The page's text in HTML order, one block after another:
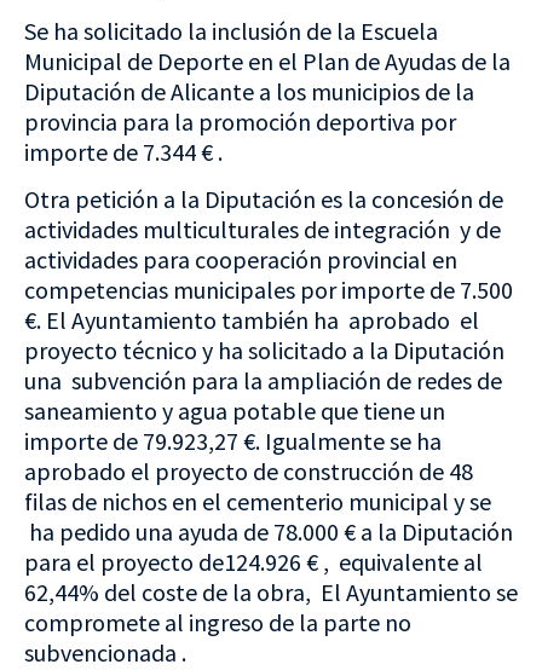
Se ha solicitado la inclusión de la Escuela
Municipal de Deporte en el Plan de Ayudas de la
Diputación de Alicante a los municipios de la
provincia para la promoción deportiva por
importe de 7.344 € .
Otra petición a la Diputación es la concesión de
actividades multiculturales de integración y de
actividades para cooperación provincial en
competencias municipales por importe de 7.500
€. El Ayuntamiento también ha aprobado el
proyecto técnico y ha solicitado a la Diputación
una subvención para la ampliación de redes de
saneamiento y agua potable que tiene un
importe de 79.923,27 €. Igualmente se ha
aprobado el proyecto de construcción de 48
filas de nichos en el cementerio municipal y se
ha pedido una ayuda de 78.000 € a la Diputación
para el proyecto de124.926 € , equivalente al
62,44% del coste de la obra, El Ayuntamiento se
compromete al ingreso de la parte no
subvencionada .